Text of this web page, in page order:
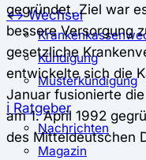
↔ Wechsel
Kündigung
Musterkündigung
ℹ Ratgeber
Nachrichten
Magazin
gegründet. Ziel war
bessere Versorgung
gesetzliche
entwickelte sich die
Januar fusionierte
am 1. April 1992
des Mitteldeutschen